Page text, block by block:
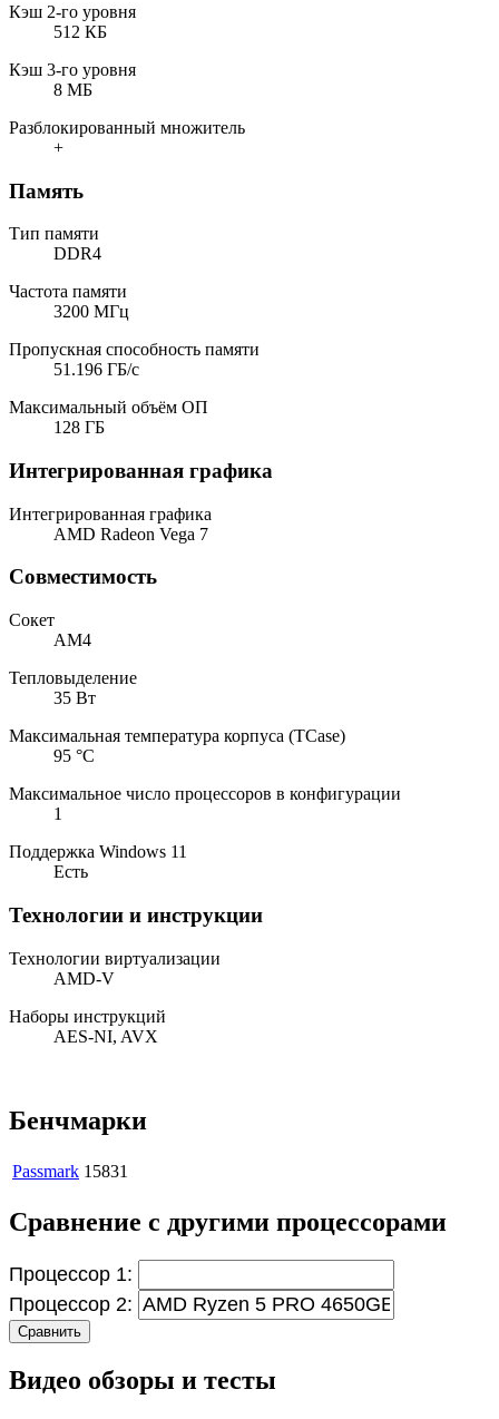
Кэш 2-го уровня
512 КБ
Кэш 3-го уровня
8 МБ
Разблокированный множитель
+
Память
Тип памяти
DDR4
Частота памяти
3200 МГц
Пропускная способность памяти
51.196 ГБ/с
Максимальный объём ОП
128 ГБ
Интегрированная графика
Интегрированная графика
AMD Radeon Vega 7
Совместимость
Сокет
AM4
Тепловыделение
35 Вт
Максимальная температура корпуса (TCase)
95 °C
Максимальное число процессоров в конфигурации
1
Поддержка Windows 11
Есть
Технологии и инструкции
Технологии виртуализации
AMD-V
Наборы инструкций
AES-NI, AVX
Бенчмарки
Passmark 15831
Сравнение с другими процессорами
Процессор 1:
Процессор 2:
Сравнить
Видео обзоры и тесты